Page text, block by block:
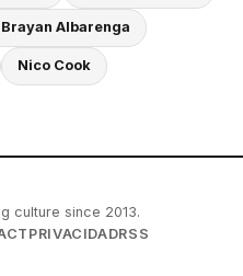
Brayan Albarenga
Nico Cook
culture since 2013.
PRIVACIDADRSS